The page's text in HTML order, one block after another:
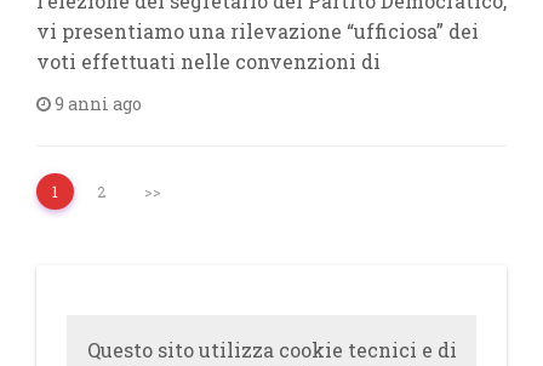
vi presentiamo una rilevazione “ufficiosa” dei
voti effettuati nelle convenzioni di
9 anni ago
1 2 >>
Questo sito utilizza cookie tecnici e di